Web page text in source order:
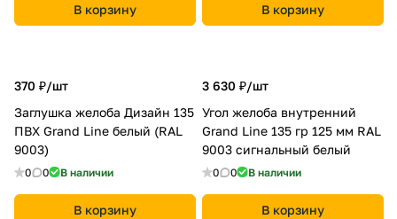
В корзину В корзину
370 ₽/шт
Заглушка желоба Дизайн 135
ПВХ Grand Line белый (RAL
9003)
0 0 В наличии
В корзину
3 630 ₽/шт
Угол желоба внутренний
Grand Line 135 гр 125 мм RAL
9003 сигнальный белый
0 0 В наличии
В корзину